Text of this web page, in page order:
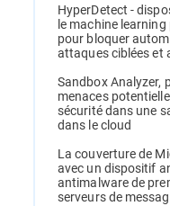
HyperDetect -
le machine
pour bloquer
attaques ciblées et
Sandbox Analyzer,
menaces
sécurité dans une
dans le cloud
La couverture de
avec un dispositif
antimalware de
serveurs de